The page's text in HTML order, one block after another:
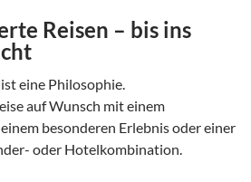
Reisen – bis ins
eine Philosophie.
auf Wunsch mit einem
besonderen Erlebnis oder einer
oder Hotelkombination.